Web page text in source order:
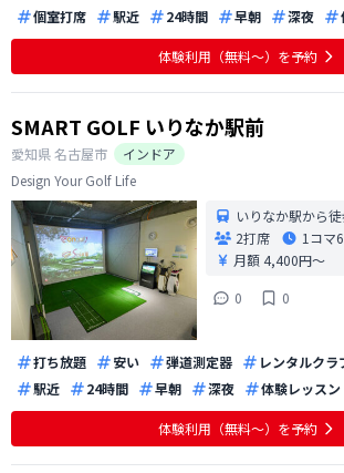
個室打席
駅近 24時間 早朝 深夜
体験利用（無料〜）を予約
SMART GOLF いりなか駅前
愛知県名古屋市
インドア
Design Your Golf Life
いりなか駅から
2打席
1コマ
月額 4,400円〜
0
0
打ち放題 安い 弾道測定器 レンタルクラ
駅近
24時間 早朝 深夜 体験レッスン
体験利用（無料〜）を予約